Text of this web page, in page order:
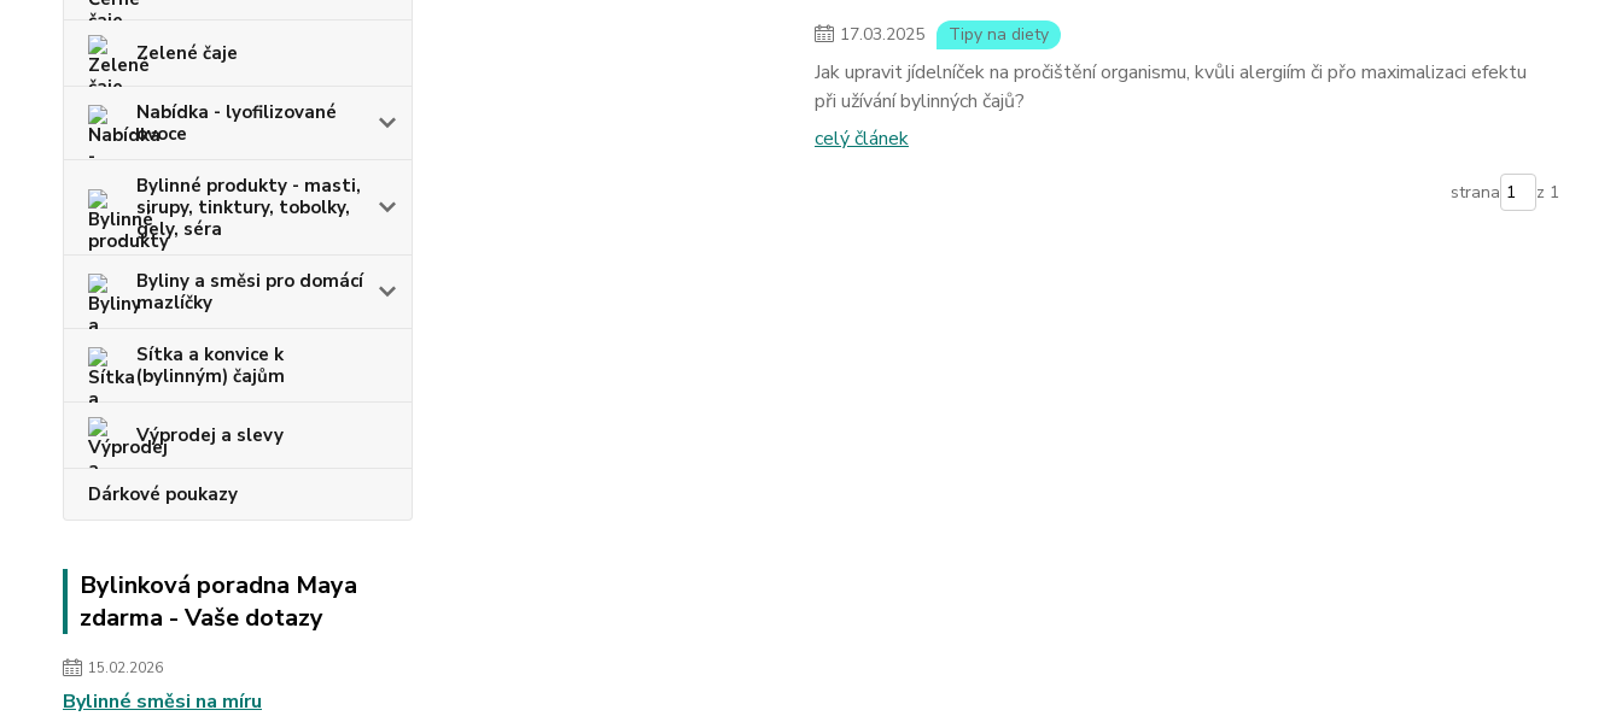
Zelené čaje
Nabídka - lyofilizované
ovoce
Bylinné produkty - masti,
sirupy, tinktury, tobolky,
gely, séra
Byliny a směsi pro domácí
mazlíčky
Sítka a konvice k
(bylinným) čajům
Výprodej a slevy
Dárkové poukazy
Bylinková poradna Maya
zdarma - Vaše dotazy
15.02.2026
Bylinné směsi na míru
17.03.2025 Tipy na diety
Jak upravit jídelníček na pročištění organismu, kvůli alergiím či přo maximalizaci efektu
při užívání bylinných čajů?
celý článek
strana z 1